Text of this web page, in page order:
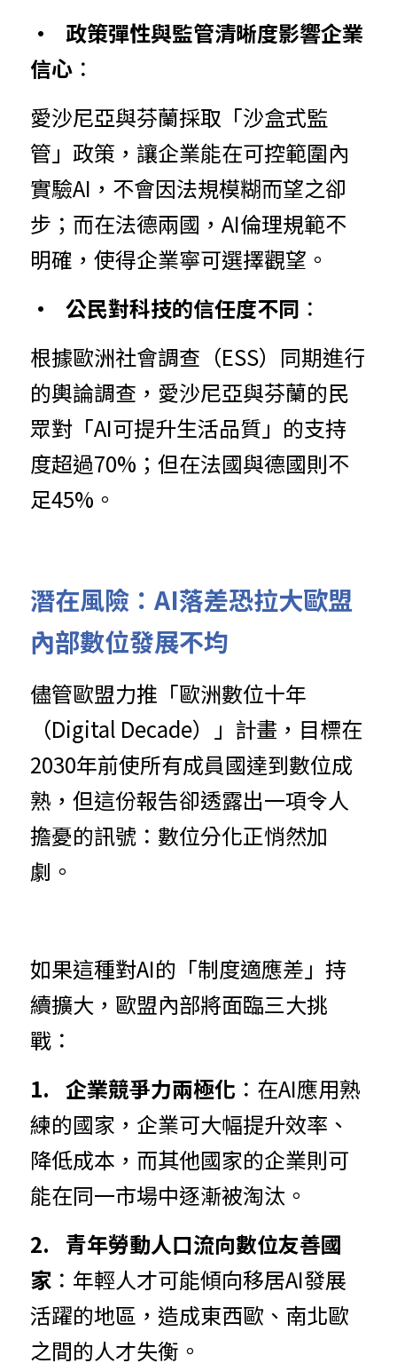
•	政策彈性與監管清晰度影響企業
信心 ：
愛沙尼亞與芬蘭採取「沙盒式監
管」政策，讓企業能在可控範圍內
實驗AI，不會因法規模糊而望之卻
步；而在法德兩國，AI倫理規範不
明確，使得企業寧可選擇觀望。
•	公民對科技的信任度不同 ：
根據歐洲社會調查（ESS）同期進行
的輿論調查，愛沙尼亞與芬蘭的民
眾對「AI可提升生活品質」的支持
度超過70%；但在法國與德國則不
足45%。
潛在風險 ：AI落差恐拉大歐盟
內部數位發展不均
儘管歐盟力推 「歐洲數位十年
（Digital Decade）」計畫，目標在
2030年前使所有成員國達到數位成
熟，但這份報告卻透露出一項令人
擔憂的訊號：數位分化正悄然加
劇。
如果這種對AI的「制度適應差」持
續擴大，歐盟內部將面臨三大挑
戰：
1.	企業競爭力兩極化 ：在AI應用熟
練的國家，企業可大幅提升效率、
降低成本，而其他國家的企業則可
能在同一市場中逐漸被淘汰。
2.	青年勞動人口流向數位友善國
家 ：年輕人才可能傾向移居AI發展
活躍的地區，造成東西歐、南北歐
之間的人才失衡。